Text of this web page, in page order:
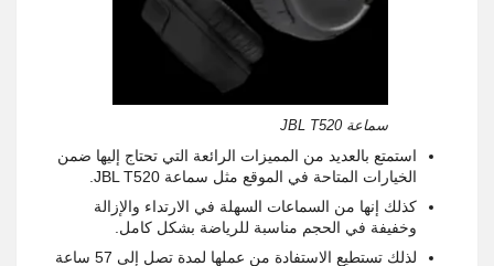
سماعة JBL T520
استمتع بالعديد من المميزات الرائعة التي تحتاج إليها ضمن
الخيارات المتاحة في الموقع مثل سماعة JBL T520.
كذلك إنها من السماعات السهلة في الارتداء والإزالة
وخفيفة في الحجم مناسبة للرياضة بشكل كامل.
لذلك تستطيع الاستفادة من عملها لمدة تصل إلى 57 ساعة